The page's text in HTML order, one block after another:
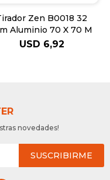
Zen B0018 32
Aluminio 70 X 70 M
USD 6,92
novedades!
SUSCRIBIRME